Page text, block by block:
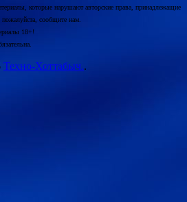
которые нарушают авторские права, принадлежащие
сообщите нам.
18+!
Техно-Хоттабыч..